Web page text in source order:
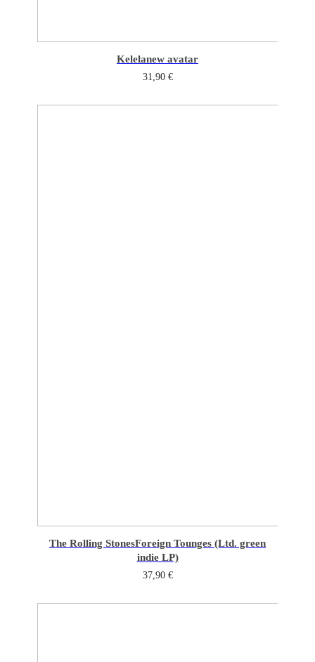
Kelelanew avatar
31,90 €
The Rolling StonesForeign Tounges (Ltd. green
indie LP)
37,90 €